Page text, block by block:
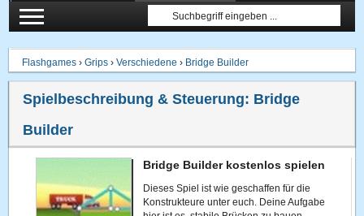
Flashgames ›Grips ›Verschiedene › Bridge Builder
Spielbeschreibung & Steuerung: Bridge
Builder
Bridge Builder kostenlos spielen
Dieses Spiel ist wie geschaffen für die
Konstrukteure unter euch. Deine Aufgabe